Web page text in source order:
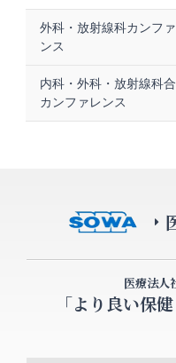
外科・放射線科カンフ
ンス
内科・外科・放射線科
カンファレンス
医療法
「より良い保